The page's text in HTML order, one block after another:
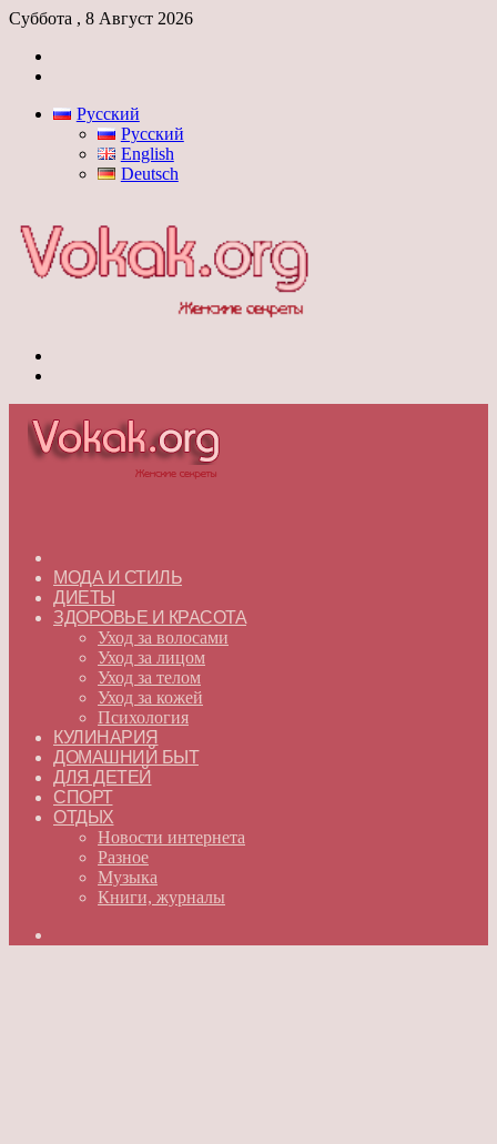
Суббота , 8 Август 2026
Русский
Русский
English
Deutsch
МОДА И СТИЛЬ
ДИЕТЫ
ЗДОРОВЬЕ И КРАСОТА
Уход за волосами
Уход за лицом
Уход за телом
Уход за кожей
Психология
КУЛИНАРИЯ
ДОМАШНИЙ БЫТ
ДЛЯ ДЕТЕЙ
СПОРТ
ОТДЫХ
Новости интернета
Разное
Музыка
Книги, журналы